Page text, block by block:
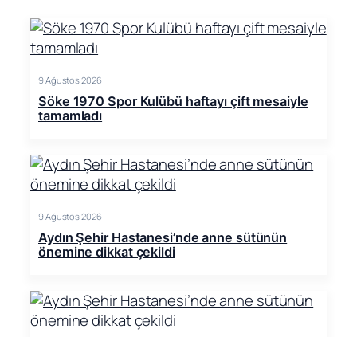
9 Ağustos 2026
Söke 1970 Spor Kulübü haftayı çift mesaiyle
tamamladı
9 Ağustos 2026
Aydın Şehir Hastanesi’nde anne sütünün
önemine dikkat çekildi